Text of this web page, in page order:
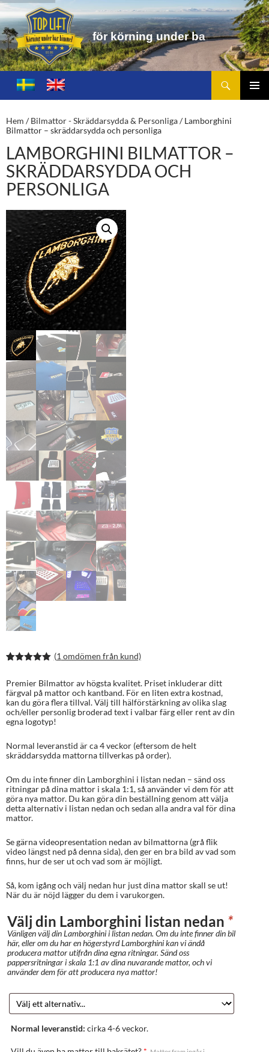
för körning under bar himmel
Toplift.se – för körning under bar himmel
HOPPA
TILL
Hem /Bilmattor - Skräddarsydda & Personliga/ Lamborghini
Bilmattor – skräddarsydda och personliga
LAMBORGHINI BILMATTOR –
SKRÄDDARSYDDA OCH
PERSONLIGA
baserat på
kundrecens
ioner
(1 omdömen från kund)
Premier Bilmattor av högsta kvalitet. Priset inkluderar ditt
färgval på mattor och kantband. För en liten extra kostnad,
kan du göra flera tillval. Välj till hälförstärkning av olika slag
och/eller personlig broderad text i valbar färg eller rent av din
egna logotyp!
Normal leveranstid är ca 4 veckor (eftersom de helt
skräddarsydda mattorna tillverkas på order).
Om du inte finner din Lamborghini i listan nedan – sänd oss
ritningar på dina mattor i skala 1:1, så använder vi dem för att
göra nya mattor. Du kan göra din beställning genom att välja
detta alternativ i listan nedan och sedan alla andra val för dina
mattor.
Se gärna videopresentation nedan av bilmattorna (grå flik
video längst ned på denna sida), den ger en bra bild av vad som
finns, hur de ser ut och vad som är möjligt.
Så, kom igång och välj nedan hur just dina mattor skall se ut!
När du är nöjd lägger du dem i varukorgen.
Välj din Lamborghini listan nedan *
Vänligen välj din Lamborghini i listan nedan. Om du inte finner din bil
här, eller om du har en högerstyrd Lamborghini kan vi ändå
producera mattor utifrån dina egna ritningar. Sänd oss
pappersritningar i skala 1:1 av dina nuvarande mattor, och vi
använder dem för att producera nya mattor!
Normal leveranstid: cirka 4-6 veckor.